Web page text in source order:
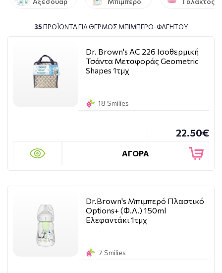
35ΠΡΟΪΌΝΤΑ ΓΙΑ ΘΕΡΜΌΣ ΜΠΙΜΠΕΡΌ-ΦΑΓΗΤΟΎ
Dr. Brown's AC 226 Ισοθερμική
Τσάντα Μεταφοράς Geometric
Shapes 1τμχ
18 Smilies
22.50€
ΑΓΟΡΑ
Dr.Brown's Μπιμπερό Πλαστικό
Options+ (Φ.Λ.) 150ml
Ελεφαντάκι 1τμχ
7 Smilies